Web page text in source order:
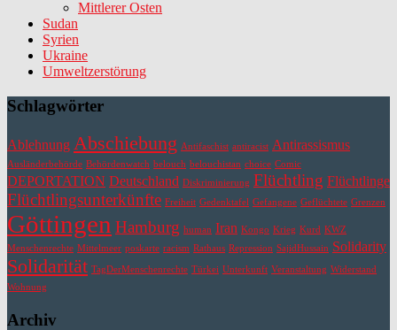
Mittlerer Osten
Sudan
Syrien
Ukraine
Umweltzerstörung
Schlagwörter
Ablehnung Abschiebung Antifaschist antiracist Antirassismus
Ausländerbehörde Behördenwatch belouch belouchistan choice Comic
DEPORTATION Deutschland Diskriminierung Flüchtling Flüchtlinge
Flüchtlingsunterkünfte Freiheit Gedenktafel Gefangene Geflüchtete Grenzen
Göttingen Hamburg human Iran Kongo Krieg Kurd KWZ
Menschenrechte Mittelmeer poskarte racism Rathaus Repression SajidHussain Solidarity
Solidarität TagDerMenschenrechte Türkei Unterkunft Veranstaltung Widerstand
Wohnung
Archiv